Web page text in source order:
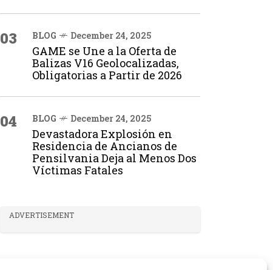
03 BLOG December 24, 2025
GAME se Une a la Oferta de
Balizas V16 Geolocalizadas,
Obligatorias a Partir de 2026
04 BLOG December 24, 2025
Devastadora Explosión en
Residencia de Ancianos de
Pensilvania Deja al Menos Dos
Víctimas Fatales
ADVERTISEMENT